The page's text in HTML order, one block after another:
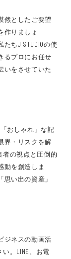
然としたご要望
作りましょ
ちJ STUDIOの使
るプロにお任せ
いをさせていた
おしゃれ」な記
界・リスクを解
者の視点と圧倒的
動を創造しま
い出の資産」
ジネスの動画活
い。LINE、お電